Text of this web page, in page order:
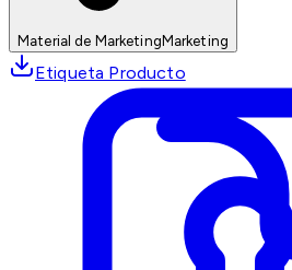
Material de MarketingMarketing
Etiqueta Producto